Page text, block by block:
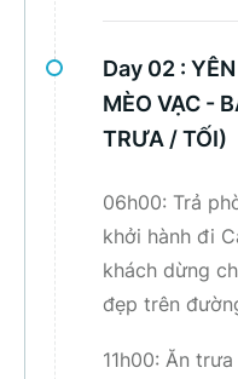
Day 02 :
MÈO VẠC -
TRƯA / TỐI)
06h00: Trả
khởi hành đi
khách dừng
đẹp trên
11h00: Ăn